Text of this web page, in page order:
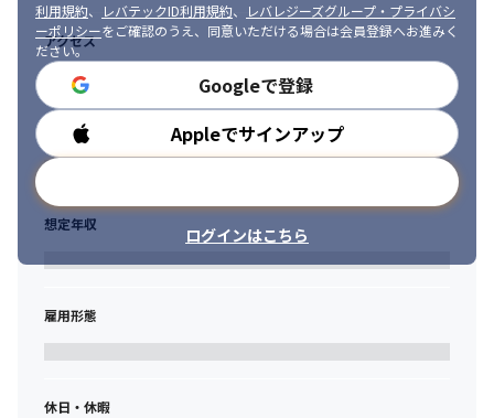
入社時にキャリアパスをヒアリングさせていただき、一人一人に
沿った個人のキャリアプランを決めていきます。
ご経験・スキルを活かし、目標に適したプロジェクト先に配属い
たします。
当社員が在籍している5名以上のチームプロジェクトに参画するこ
とを前提としています。
開発スキル研修やリーダー研修、AIやVRの研修など個人の市場価
値を高める研修を多数ご用意していますので、
是非ご活用ください。
■安心のサポート体制
「人」と「技術」をキーワードに、「社会人学校Ⓡ」というコン
創業以来、市場価値ある人材を育成することを追求しています。
署を設置しております。
利用規約、 レバテックID利用規約、
レバレジーズグループ・プライバシ
ーポリシーをご確認のうえ、同意いただける場合は会員登録へお進みく
ださい。
Googleで登録
Appleでサインアップ
ログインはこちら
アクセス
勤務時間
想定年収
雇用形態
休日・休暇